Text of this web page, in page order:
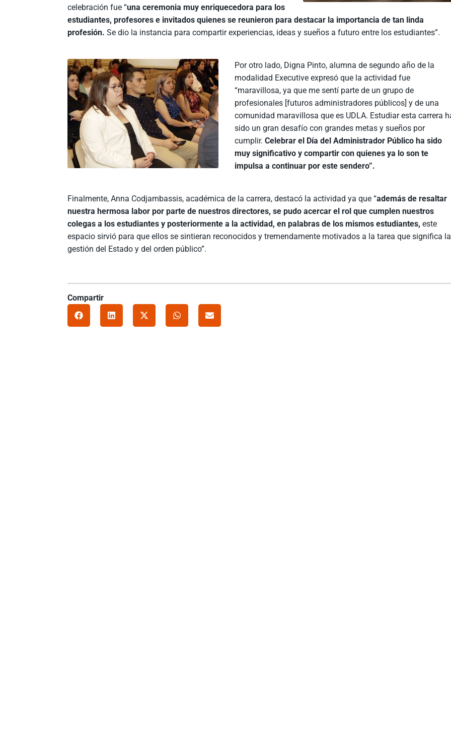
celebración fue “una ceremonia muy enriquecedora para los
estudiantes, profesores e invitados quienes se reunieron para destacar la importancia de tan linda
profesión. Se dio la instancia para compartir experiencias, ideas y sueños a futuro entre los estudiantes”.
Por otro lado, Digna Pinto, alumna de segundo año de la
modalidad Executive expresó que la actividad fue
“maravillosa, ya que me sentí parte de un grupo de
profesionales [futuros administradores públicos] y de una
comunidad maravillosa que es UDLA. Estudiar esta carrera
sido un gran desafío con grandes metas y sueños por
cumplir.Celebrar el Día del Administrador Público ha sido
muy significativo y compartir con quienes ya lo son te
impulsa a continuar por este sendero”.
Finalmente, Anna Codjambassis, académica de la carrera, destacó la actividad ya que “además de resaltar
nuestra hermosa labor por parte de nuestros directores, se pudo acercar el rol que cumplen nuestros
colegas a los estudiantes y posteriormente a la actividad, en palabras de los mismos estudiantes, este
espacio sirvió para que ellos se sintieran reconocidos y tremendamente motivados a la tarea que significa la
gestión del Estado y del orden público”.
Compartir